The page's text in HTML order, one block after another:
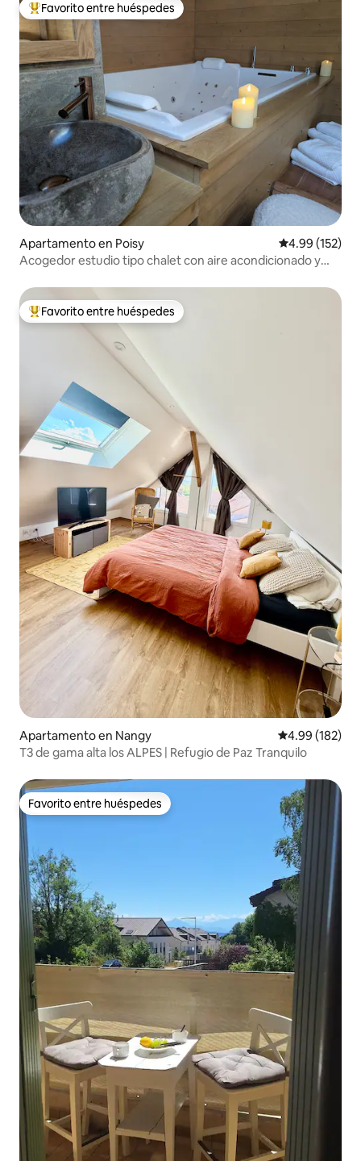
Favorito entre huéspedes preferido
Favorito entre huéspedes
Apartamento en Poisy Calificación
4.99 (152)
Acogedor estudio tipo chalet con aire acondicionado y
Favorito entre huéspedes preferido
Favorito entre huéspedes
Apartamento en Nangy Calificación
4.99 (182)
T3 de gama alta los ALPES | Refugio de Paz Tranquilo
Favorito entre huéspedes
Favorito entre huéspedes